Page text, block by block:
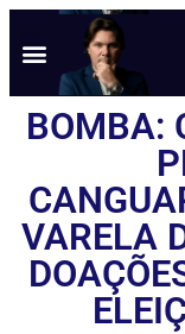
BOMBA:
VARELA